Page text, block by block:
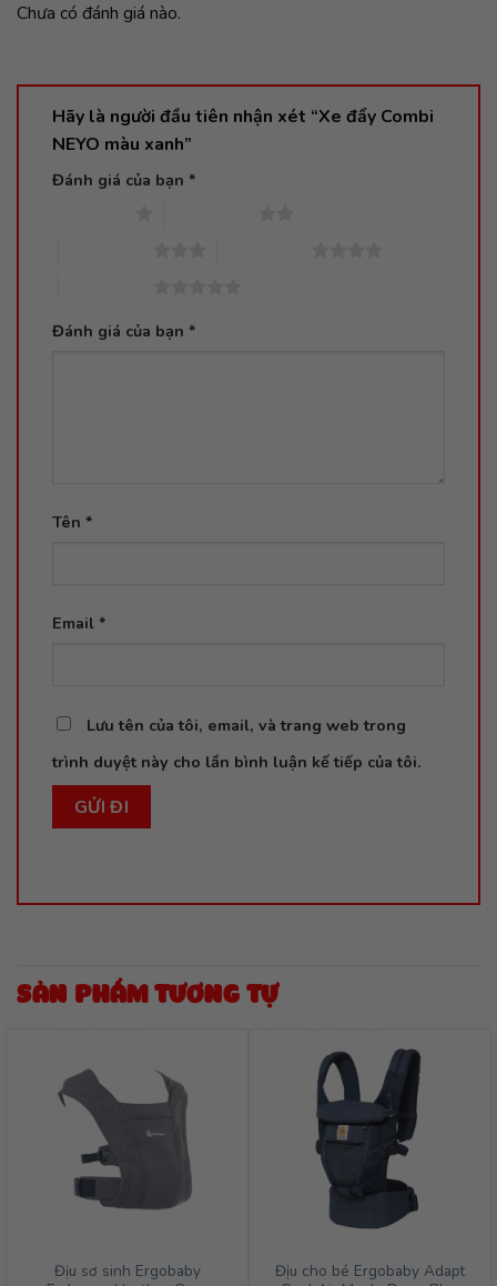
Chưa có đánh giá nào.
Hãy là người đầu tiên nhận xét “Xe đẩy Combi
NEYO màu xanh”
Đánh giá của bạn *
Đánh giá của bạn *
Tên *
Email *
Lưu tên của tôi, email, và trang web trong
trình duyệt này cho lần bình luận kế tiếp của tôi.
SẢN PHẨM TƯƠNG TỰ
Địu sơ sinh Ergobaby
Địu cho bé Ergobaby Adapt